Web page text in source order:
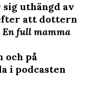
uthängd av
att dottern
En full mamma
och på
i podcasten